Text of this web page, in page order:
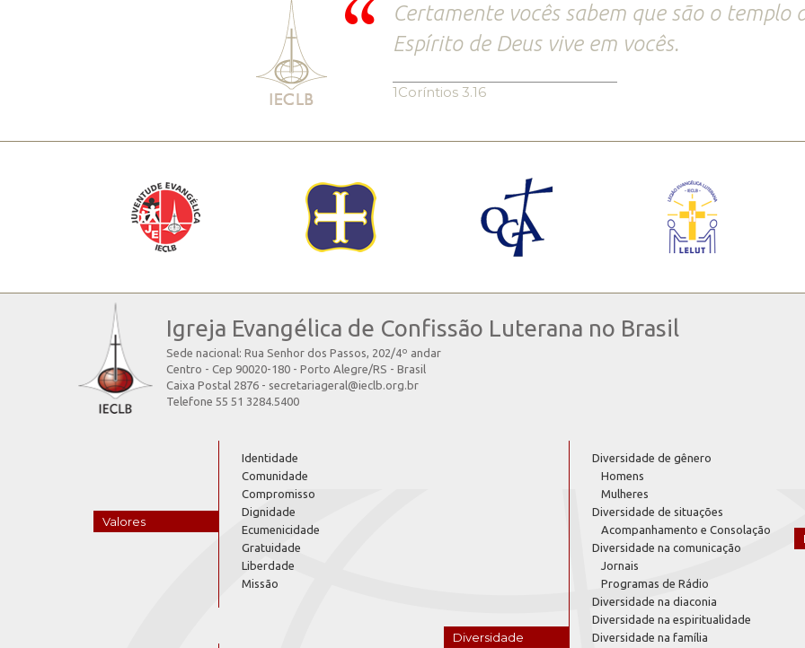
Certamente vocês sabem que são o templo
Espírito de Deus vive em vocês.
1Coríntios 3.16
Igreja Evangélica de Confissão Luterana no Brasil
Sede nacional: Rua Senhor dos Passos, 202/4º andar
Centro - Cep 90020-180 - Porto Alegre/RS - Brasil
Caixa Postal 2876 - secretariageral@ieclb.org.br
Telefone 55 51 3284.5400
Valores
Identidade
Comunidade
Compromisso
Dignidade
Ecumenicidade
Gratuidade
Liberdade
Missão
Diversidade
Diversidade de gênero
Homens
Mulheres
Diversidade de situações
Acompanhamento e Consolação
Diversidade na comunicação
Jornais
Programas de Rádio
Diversidade na diaconia
Diversidade na espiritualidade
Diversidade na família